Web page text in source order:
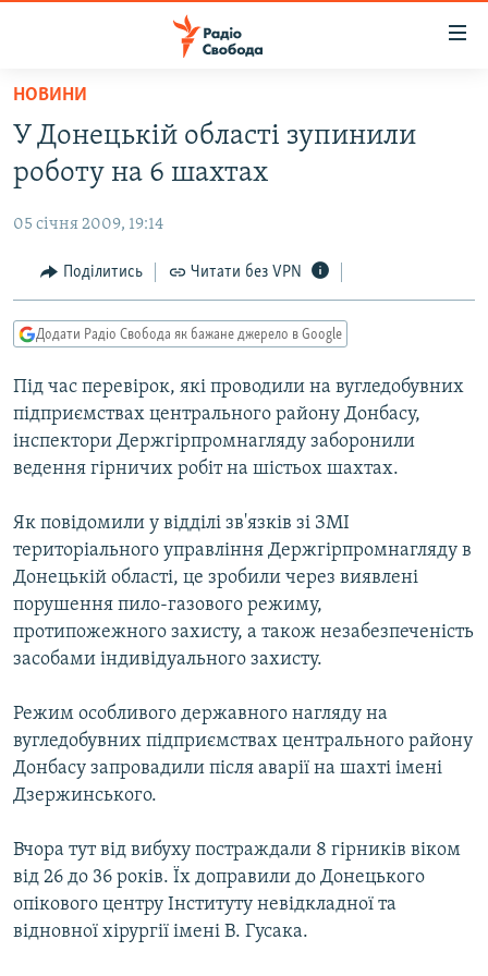
Перейти
основного
матеріалу
Перейти
до
навігації
Перейти
до
РАДІО СВОБОДА – 70 РОКІВ
ВСЕ ЗА ДОБУ
СТАТТІ
ПОЛІТИКА
ЕКОНОМІКА
КУЛЬТУРА
СПОРТ
УКРАЇНА
СВІТ
ВІЙНА
РОСІЙСЬКА «ФІЛЬТРАЦІЯ»
КРИМ.РЕАЛІЇ
ТИ ЯК?
СХЕМИ
ПРИАЗОВ’Я
МУЛЬТИМЕДІА
ФОТО
СПЕЦПРОЄКТИ
ПОДКАСТИ
КРИМ РЕАЛІЇ
РУС
УКР
ДОЛУЧАЙСЯ!
НОВИНИ
У Донецькій області зупинили
роботу на 6 шахтах
05 січня 2009, 19:14
Поділитись Читати без VPN
Додати Радіо Свобода як бажане джерело в Google
Під час перевірок, які проводили на вугледобувних
підприємствах центрального району Донбасу,
інспектори Держгірпромнагляду заборонили
ведення гірничих робіт на шістьох шахтах.
Як повідомили у відділі зв'язків зі ЗМІ
територіального управління Держгірпромнагляду в
Донецькій області, це зробили через виявлені
порушення пило-газового режиму,
протипожежного захисту, а також незабезпеченість
засобами індивідуального захисту.
Режим особливого державного нагляду на
вугледобувних підприємствах центрального району
Донбасу запровадили після аварії на шахті імені
Дзержинського.
Вчора тут від вибуху постраждали 8 гірників віком
від 26 до 36 років. Їх доправили до Донецького
опікового центру Інституту невідкладної та
відновної хірургії імені В. Гусака.